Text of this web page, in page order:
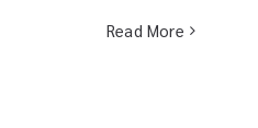
Read More